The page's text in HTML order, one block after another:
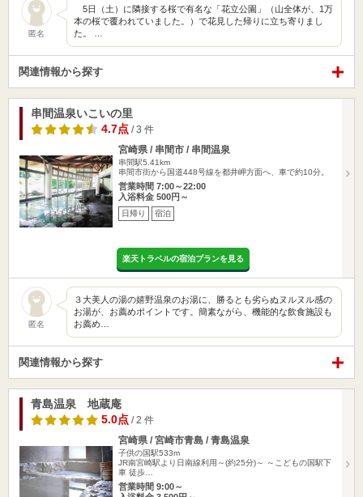
匿名
5日（土）に隣接する桜で有名な「花立公園」（山全体が、1万
本の桜で覆われていました。）で花見した帰りに立ち寄りまし
た。 …
関連情報から探す
串間温泉いこいの里
4.7点 / 3 件
宮崎県 / 串間市 / 串間温泉
串間駅5.41km
串間市街から国道448号線を都井岬方面へ、車で約10分。
営業時間 7:00～22:00
入浴料金 500円～
日帰り 宿泊
楽天トラベルの宿泊プランを見る
匿名
３大美人の湯の嬉野温泉のお湯に、勝るとも劣らぬヌルヌル感の
お湯が、お薦めポイントです。簡素ながら、機能的な飲食施設も
お薦め…
関連情報から探す
青島温泉 地蔵庵
5.0点 / 2 件
宮崎県 / 宮崎市青島 / 青島温泉
子供の国駅533m
JR南宮崎駅より日南線利用～(約25分)～ ～こどもの国駅下
車 徒歩…
営業時間 9:00～